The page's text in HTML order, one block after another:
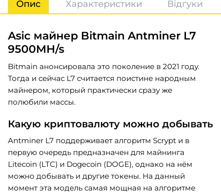
Опис Характеристики Відгуки
Asic майнер Bitmain Antminer L7
9500MH/s
Bitmain анонсировала это поколение в 2021 году.
Тогда и сейчас L7 считается поистине народным
майнером, который практически сразу же
полюбили массы.
Какую криптовалюту можно добывать
Antminer L7 поддерживает алгоритм Scrypt и в
первую очередь предназначен для майнинга
Litecoin (LTC) и Dogecoin (DOGE), однако на нём
можно добывать и другие токены. На данный
момент эта модель самая мощная на алгоритме